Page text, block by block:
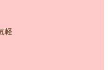
軽